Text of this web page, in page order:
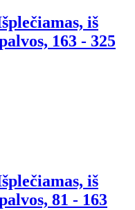
iš
163 - 325
iš
81 - 163